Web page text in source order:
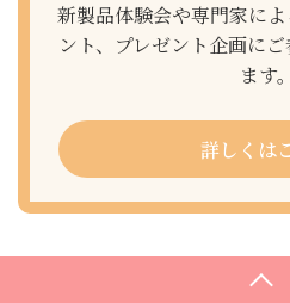
新製品体験会や専門家に
ント、プレゼント企画に
ます。
詳しくは